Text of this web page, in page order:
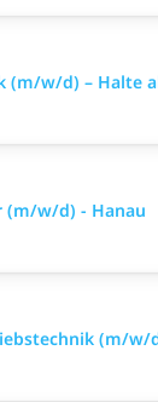
w/d) – Halte
(m/w/d) - Hanau
(m/w/